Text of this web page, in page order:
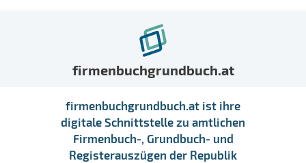
firmenbuchgrundbuch.at
firmenbuchgrundbuch.at ist ihre
digitale Schnittstelle zu amtlichen
Firmenbuch-, Grundbuch- und
Registerauszügen der Republik